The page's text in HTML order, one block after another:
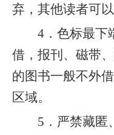
弃，其他读者可以
4 ．色标最
借，报刊、磁带
的图书一般不外
区域。
5 ．严禁藏